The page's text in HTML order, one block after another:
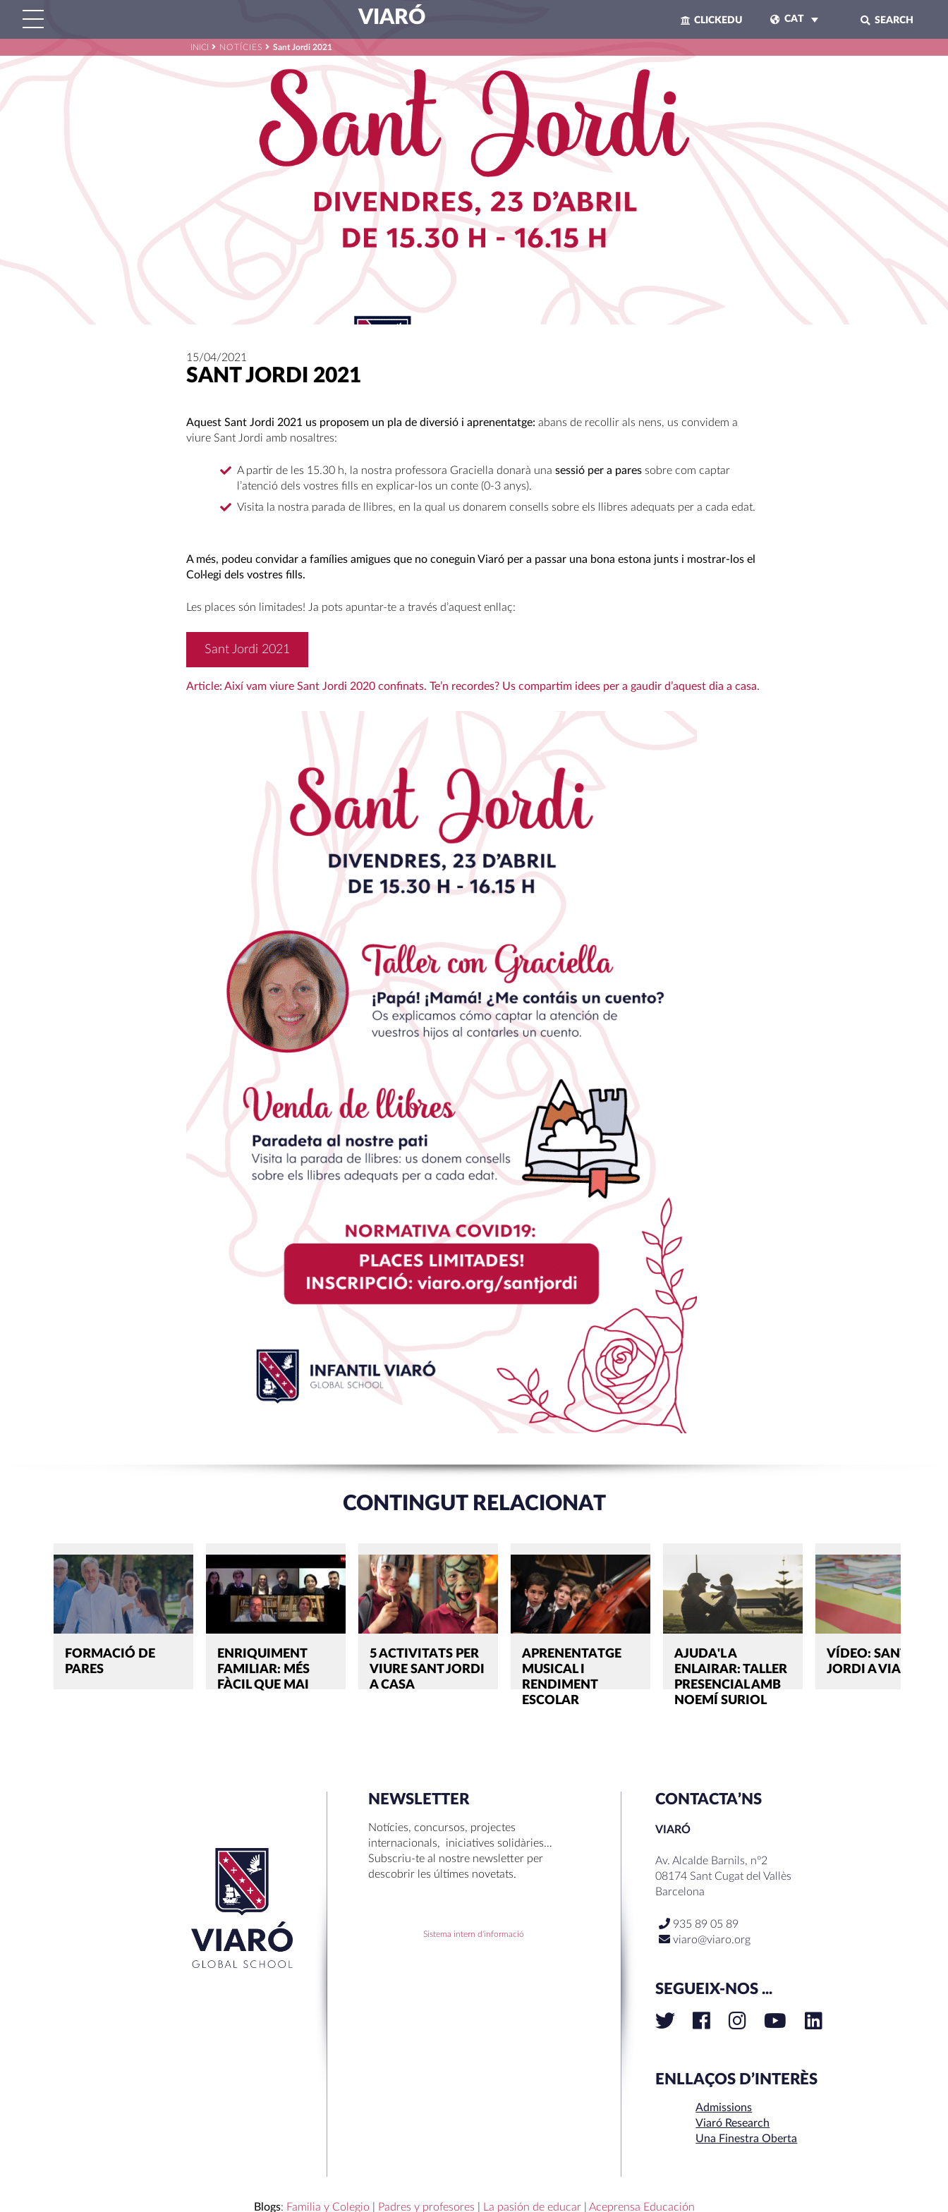
VIARÓ CLICKEDU CAT SEARCH
INICI NOTÍCIES Sant Jordi 2021
15/04/2021
SANT JORDI 2021
Aquest Sant Jordi 2021 us proposem un pla de diversió i aprenentatge: abans de recollir als nens, us convidem a
viure Sant Jordi amb nosaltres:
A partir de les 15.30 h, la nostra professora Graciella donarà una sessió per a pares sobre com captar
l’atenció dels vostres fills en explicar-los un conte (0-3 anys).
Visita la nostra parada de llibres, en la qual us donarem consells sobre els llibres adequats per a cada edat.
A més, podeu convidar a famílies amigues que no coneguin Viaró per a passar una bona estona junts i mostrar-los el
Col·legi dels vostres fills.
Les places són limitades! Ja pots apuntar-te a través d’aquest enllaç:
Sant Jordi 2021
Article: Així vam viure Sant Jordi 2020 confinats. Te’n recordes? Us compartim idees per a gaudir d’aquest dia a casa.
CONTINGUT RELACIONAT
FORMACIÓ DE
PARES
ENRIQUIMENT
FAMILIAR: MÉS
FÀCIL QUE MAI
5 ACTIVITATS PER
VIURE SANT JORDI
A CASA
APRENENTATGE
MUSICAL I
RENDIMENT
ESCOLAR
AJUDA'L A
ENLAIRAR: TALLER
PRESENCIAL AMB
NOEMÍ SURIOL
VÍDEO: SANT
JORDI A VIARÓ
SEARCH
TANCAR
RECENT POSTS
NEWSLETTER
Notícies, concursos, projectes
internacionals, iniciatives solidàries…
Subscriu-te al nostre newsletter per
descobrir les últimes novetats.
Sistema intern d'informació
CONTACTA’NS
VIARÓ
Av. Alcalde Barnils, nº2
08174 Sant Cugat del Vallès
Barcelona
935 89 05 89
viaro@viaro.org
SEGUEIX-NOS ...
ENLLAÇOS D’INTERÈS
Admissions
Viaró Research
Una Finestra Oberta
Blogs: Familia y Colegio Padres y profesores La pasión de educar| Aceprensa Educación